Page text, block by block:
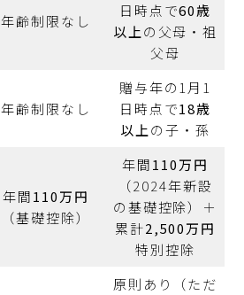
年齢制限なし
日時点で60歳
以上の父母・祖
父母
年齢制限なし
贈与年の1月1
日時点で18歳
以上の子・孫
年間110万円
（基礎控除）
年間110万円
（2024年新設
の基礎控除）＋
累計2,500万円
特別控除
原則あり（ただ